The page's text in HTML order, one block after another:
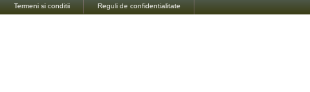
Termeni si conditii Reguli de confidentialitate